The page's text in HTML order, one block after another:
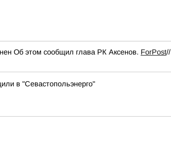
Об этом сообщил глава РК Аксенов. ForPost//
в "Севастопольэнерго"